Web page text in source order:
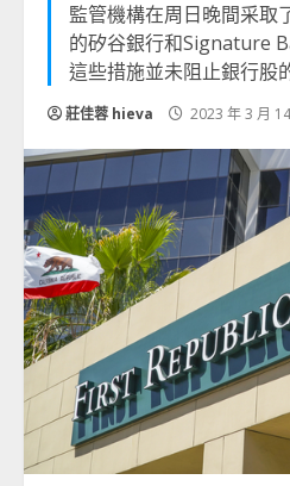
監管機構在周日晚間采取
的矽谷銀行和Signature
這些措施並未阻止銀行股
莊佳蓉 hieva 2023 年 3 月